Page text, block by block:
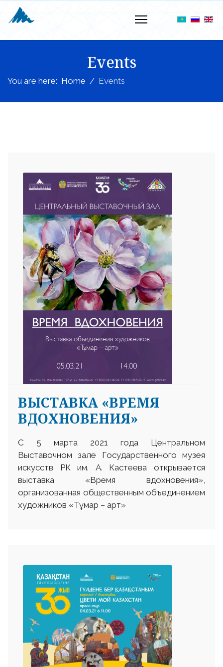
Events
You are here: Home Events
ВЫСТАВКА «ВРЕМЯ
ВДОХНОВЕНИЯ»
С 5 марта 2021 года Центральном
Выставочном зале Государственного музея
искусств РК им. А. Кастеева открывается
выставка «Время вдохновения»,
организованная общественным объединением
художников «Тұмар – арт»